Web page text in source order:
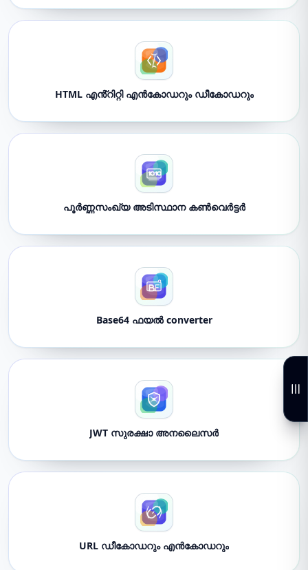
HTML എൻ്റിറ്റി എൻകോഡറും ഡീകോഡറും
പൂർണ്ണസംഖ്യ അടിസ്ഥാന കൺവെർട്ടർ
Base64 ഫയൽ converter
JWT സുരക്ഷാ അനലൈസർ
URL ഡീകോഡറും എൻകോഡറും